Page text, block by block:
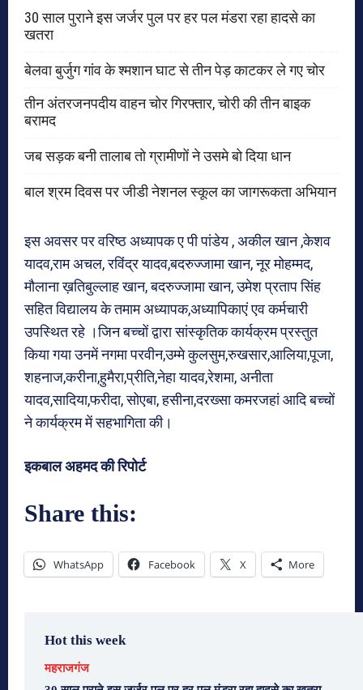
30 साल पुराने इस जर्जर पुल पर हर पल मंडरा रहा हादसे का
खतरा
बेलवा बुर्जुग गांव के श्मशान घाट से तीन पेड़ काटकर ले गए चोर
तीन अंतरजनपदीय वाहन चोर गिरफ्तार, चोरी की तीन बाइक
बरामद
जब सड़क बनी तालाब तो ग्रामीणों ने उसमे बो दिया धान
बाल श्रम दिवस पर जीडी नेशनल स्कूल का जागरूकता अभियान
इस अवसर पर वरिष्ठ अध्यापक ए पी पांडेय , अकील खान ,केशव
यादव,राम अचल, रविंद्र यादव,बदरुज्जामा खान, नूर मोहम्मद,
मौलाना ख़तिबुल्लाह खान, बदरुज्जामा खान, उमेश प्रताप सिंह
सहित विद्यालय के तमाम अध्यापक,अध्यापिकाएं एव कर्मचारी
उपस्थित रहे ।जिन बच्चों द्वारा सांस्कृतिक कार्यक्रम प्रस्तुत
किया गया उनमें नगमा परवीन,उम्मे कुलसुम,रुखसार,आलिया,पूजा,
शहनाज,करीना,हुमैरा,प्रीति,नेहा यादव,रेशमा, अनीता
यादव,सादिया,फरीदा, सोएबा, हसीना,दरख्सा कमरजहां आदि बच्चों
ने कार्यक्रम में सहभागिता की।
इकबाल अहमद की रिपोर्ट
Share this:
WhatsApp Facebook X More
Hot this week
महराजगंज